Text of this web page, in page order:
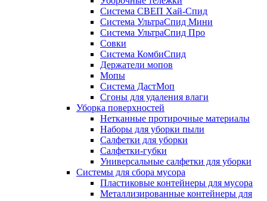
Система СВЕП Хай-Спид
Система УльтраСпид Мини
Система УльтраСпид Про
Совки
Система КомбиСпид
Держатели мопов
Мопы
Система ДастМоп
Сгоны для удаления влаги
Уборка поверхностей
Нетканные протирочные материалы
Наборы для уборки пыли
Салфетки для уборки
Салфетки-губки
Универсальные салфетки для уборки
Системы для сбора мусора
Пластиковые контейнеры для мусора
Металлизированные контейнеры для